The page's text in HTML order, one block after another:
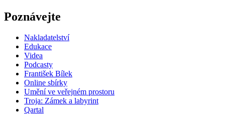
Poznávejte
Nakladatelství
Edukace
Videa
Podcasty
František Bílek
Online sbírky
Umění ve veřejném prostoru
Troja: Zámek a labyrint
Qartal